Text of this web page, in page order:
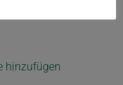
hinzufügen